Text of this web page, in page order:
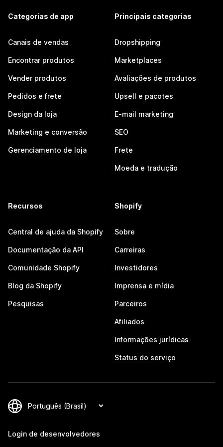
Categorias de app
Canais de vendas
Encontrar produtos
Vender produtos
Pedidos e frete
Design da loja
Marketing e conversão
Gerenciamento de loja
Principais categorias
Dropshipping
Marketplaces
Avaliações de produtos
Upsell e pacotes
E-mail marketing
SEO
Frete
Moeda e tradução
Recursos
Central de ajuda da Shopify
Documentação da API
Comunidade Shopify
Blog da Shopify
Pesquisas
Shopify
Sobre
Carreiras
Investidores
Imprensa e mídia
Parceiros
Afiliados
Informações jurídicas
Status do serviço
Login de desenvolvedores